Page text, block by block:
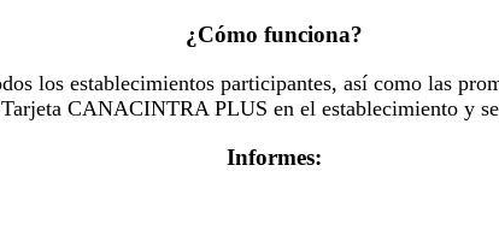
¿Cómo funciona?
los establecimientos participantes, así como las
Tarjeta CANACINTRA PLUS en el establecimiento y
Informes: